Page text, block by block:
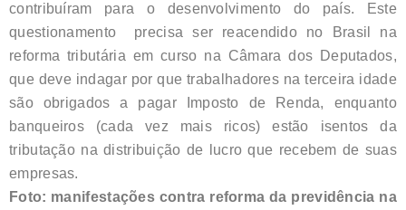
contribuíram para o desenvolvimento do país. Este
questionamento precisa ser reacendido no Brasil na
reforma tributária em curso na Câmara dos Deputados,
que deve indagar por que trabalhadores na terceira idade
são obrigados a pagar Imposto de Renda, enquanto
banqueiros (cada vez mais ricos) estão isentos da
tributação na distribuição de lucro que recebem de suas
empresas.
Foto: manifestações contra reforma da previdência na